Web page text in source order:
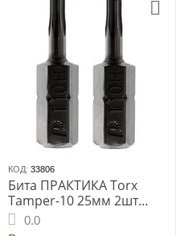
КОД: 33806
Бита ПРАКТИКА Torx
Tamper-10 25мм 2шт
блистер серия Профи
0.0